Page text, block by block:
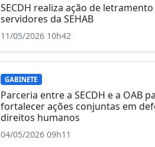
SECDH realiza ação de
servidores da SEHAB
11/05/2026 10h42
GABINETE
Parceria entre a SECDH e a OAB
fortalecer ações conjuntas em
direitos humanos
04/05/2026 09h11